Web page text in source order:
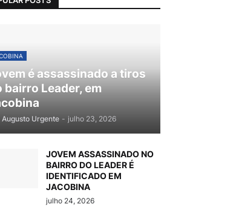
é assassinado a tiros
bairro Leader, em
Augusto Urgente - julho 23, 2026
JOVEM ASSASSINADO NO
BAIRRO DO LEADER É
IDENTIFICADO EM
JACOBINA
julho 24, 2026